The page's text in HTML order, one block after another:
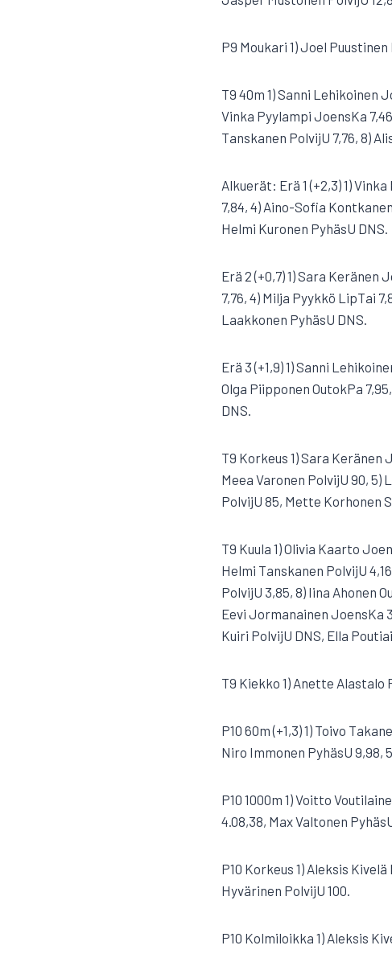
P9 Moukari 1) Joel Puustinen
T9 40m 1) Sanni Lehikoinen
Vinka Pyylampi JoensKa
Tanskanen PolvijU 7,76, 8)
Alkuerät: Erä 1 (+2,3) 1)
7,84, 4) Aino-Sofia
Helmi Kuronen PyhäsU DNS.
Erä 2 (+0,7) 1) Sara Keränen
7,76, 4) Milja Pyykkö LipTai
Laakkonen PyhäsU DNS.
Erä 3 (+1,9) 1) Sanni
Olga Piipponen OutokPa
DNS.
T9 Korkeus 1) Sara Keränen
Meea Varonen PolvijU 90,
PolvijU 85, Mette Korhonen
T9 Kuula 1) Olivia Kaarto
Helmi Tanskanen PolvijU
PolvijU 3,85, 8) Iina Ahonen
Eevi Jormanainen JoensKa
Kuiri PolvijU DNS, Ella
T9 Kiekko 1) Anette Alastalo
P10 60m (+1,3) 1) Toivo
Niro Immonen PyhäsU 9,98,
P10 1000m 1) Voitto
4.08,38, Max Valtonen
P10 Korkeus 1) Aleksis
Hyvärinen PolvijU 100.
P10 Kolmiloikka 1) Aleksis